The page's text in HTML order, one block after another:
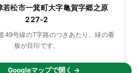
若松市一箕町大字亀賀字郷之原
227-2
49号線のT字路のつきあたり、緑の看
板が目印です。
Googleマップで開く →